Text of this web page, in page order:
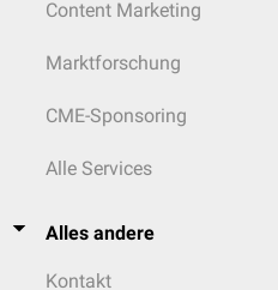
Content Marketing
Marktforschung
CME-Sponsoring
Alle Services
Alles andere
Kontakt